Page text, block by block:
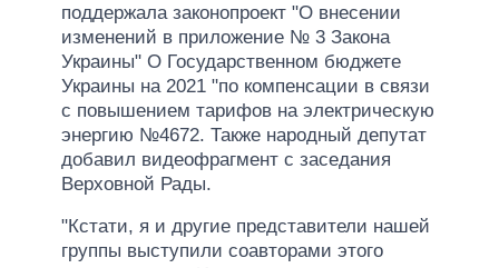
поддержала законопроект "О внесении
изменений в приложение № 3 Закона
Украины" О Государственном бюджете
Украины на 2021 "по компенсации в связи
с повышением тарифов на электрическую
энергию №4672. Также народный депутат
добавил видеофрагмент с заседания
Верховной Рады.
"Кстати, я и другие представители нашей
группы выступили соавторами этого